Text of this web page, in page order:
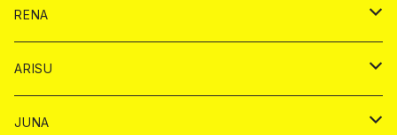
1ドリンク
1ドリンク
ショット
バイカ
ドリンク
シャンパン
チェキ
RENA
バイカ
ドリンク
ARISU
バイカ
JUNA